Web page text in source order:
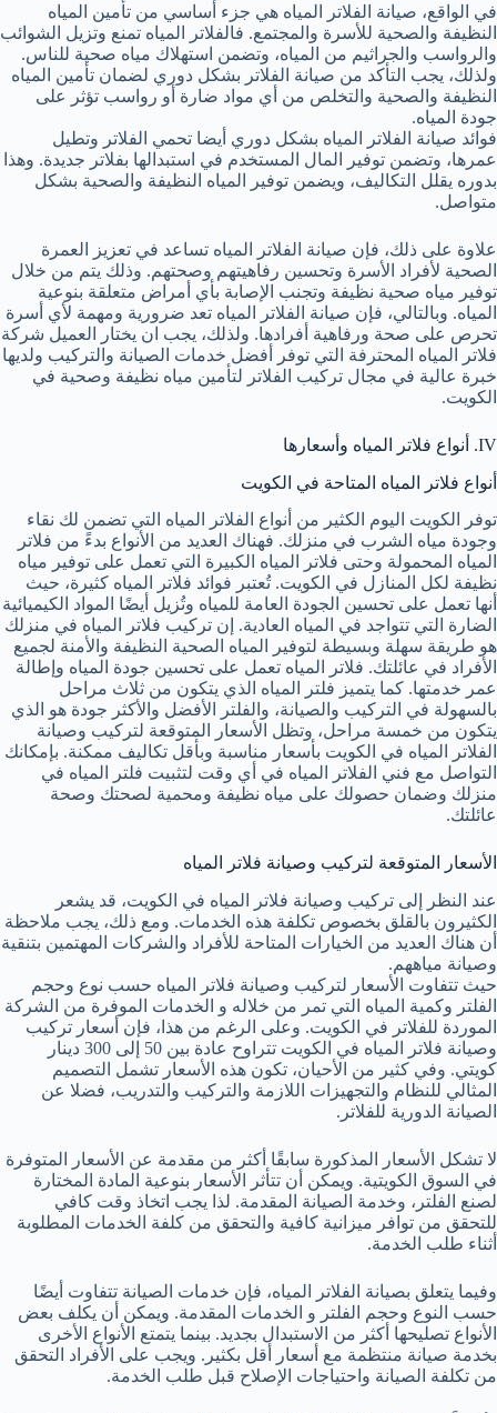
في الواقع، صيانة الفلاتر المياه هي جزء أساسي من تأمين المياه
النظيفة والصحية للأسرة والمجتمع. فالفلاتر المياه تمنع وتزيل الشوائب
والرواسب والجراثيم من المياه، وتضمن استهلاك مياه صحية للناس.
ولذلك، يجب التأكد من صيانة الفلاتر بشكل دوري لضمان تأمين المياه
النظيفة والصحية والتخلص من أي مواد ضارة أو رواسب تؤثر على
جودة المياه.
فوائد صيانة الفلاتر المياه بشكل دوري أيضا تحمي الفلاتر وتطيل
عمرها، وتضمن توفير المال المستخدم في استبدالها بفلاتر جديدة. وهذا
بدوره يقلل التكاليف، ويضمن توفير المياه النظيفة والصحية بشكل
متواصل.
علاوة على ذلك، فإن صيانة الفلاتر المياه تساعد في تعزيز العمرة
الصحية لأفراد الأسرة وتحسين رفاهيتهم وصحتهم. وذلك يتم من خلال
توفير مياه صحية نظيفة وتجنب الإصابة بأي أمراض متعلقة بنوعية
المياه. وبالتالي، فإن صيانة الفلاتر المياه تعد ضرورية ومهمة لأي أسرة
تحرص على صحة ورفاهية أفرادها. ولذلك، يجب ان يختار العميل شركة
فلاتر المياه المحترفة التي توفر أفضل خدمات الصيانة والتركيب ولديها
خبرة عالية في مجال تركيب الفلاتر لتأمين مياه نظيفة وصحية في
الكويت.
IV. أنواع فلاتر المياه وأسعارها
أنواع فلاتر المياه المتاحة في الكويت
توفر الكويت اليوم الكثير من أنواع الفلاتر المياه التي تضمن لك نقاء
وجودة مياه الشرب في منزلك. فهناك العديد من الأنواع بدءً من فلاتر
المياه المحمولة وحتى فلاتر المياه الكبيرة التي تعمل على توفير مياه
نظيفة لكل المنازل في الكويت. تُعتبر فوائد فلاتر المياه كثيرة، حيث
أنها تعمل على تحسين الجودة العامة للمياه وتُزيل أيضًا المواد الكيميائية
الضارة التي تتواجد في المياه العادية. إن تركيب فلاتر المياه في منزلك
هو طريقة سهلة وبسيطة لتوفير المياه الصحية النظيفة والأمنة لجميع
الأفراد في عائلتك. فلاتر المياه تعمل على تحسين جودة المياه وإطالة
عمر خدمتها. كما يتميز فلتر المياه الذي يتكون من ثلاث مراحل
بالسهولة في التركيب والصيانة، والفلتر الأفضل والأكثر جودة هو الذي
يتكون من خمسة مراحل، وتظل الأسعار المتوقعة لتركيب وصيانة
الفلاتر المياه في الكويت بأسعار مناسبة وبأقل تكاليف ممكنة. بإمكانك
التواصل مع فني الفلاتر المياه في أي وقت لتثبيت فلتر المياه في
منزلك وضمان حصولك على مياه نظيفة ومحمية لصحتك وصحة
عائلتك.
الأسعار المتوقعة لتركيب وصيانة فلاتر المياه
عند النظر إلى تركيب وصيانة فلاتر المياه في الكويت، قد يشعر
الكثيرون بالقلق بخصوص تكلفة هذه الخدمات. ومع ذلك، يجب ملاحظة
أن هناك العديد من الخيارات المتاحة للأفراد والشركات المهتمين بتنقية
وصيانة مياههم.
حيث تتفاوت الأسعار لتركيب وصيانة فلاتر المياه حسب نوع وحجم
الفلتر وكمية المياه التي تمر من خلاله و الخدمات الموفرة من الشركة
الموردة للفلاتر في الكويت. وعلى الرغم من هذا، فإن أسعار تركيب
وصيانة فلاتر المياه في الكويت تتراوح عادة بين 50 إلى 300 دينار
كويتي. وفي كثير من الأحيان، تكون هذه الأسعار تشمل التصميم
المثالي للنظام والتجهيزات اللازمة والتركيب والتدريب، فضلا عن
الصيانة الدورية للفلاتر.
لا تشكل الأسعار المذكورة سابقًا أكثر من مقدمة عن الأسعار المتوفرة
في السوق الكويتية. ويمكن أن تتأثر الأسعار بنوعية المادة المختارة
لصنع الفلتر، وخدمة الصيانة المقدمة. لذا يجب اتخاذ وقت كافي
للتحقق من توافر ميزانية كافية والتحقق من كلفة الخدمات المطلوبة
أثناء طلب الخدمة.
وفيما يتعلق بصيانة الفلاتر المياه، فإن خدمات الصيانة تتفاوت أيضًا
حسب النوع وحجم الفلتر و الخدمات المقدمة. ويمكن أن يكلف بعض
الأنواع تصليحها أكثر من الاستبدال بجديد. بينما يتمتع الأنواع الأخرى
بخدمة صيانة منتظمة مع أسعار أقل بكثير. ويجب على الأفراد التحقق
من تكلفة الصيانة واحتياجات الإصلاح قبل طلب الخدمة.